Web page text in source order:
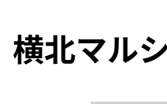
横北マル